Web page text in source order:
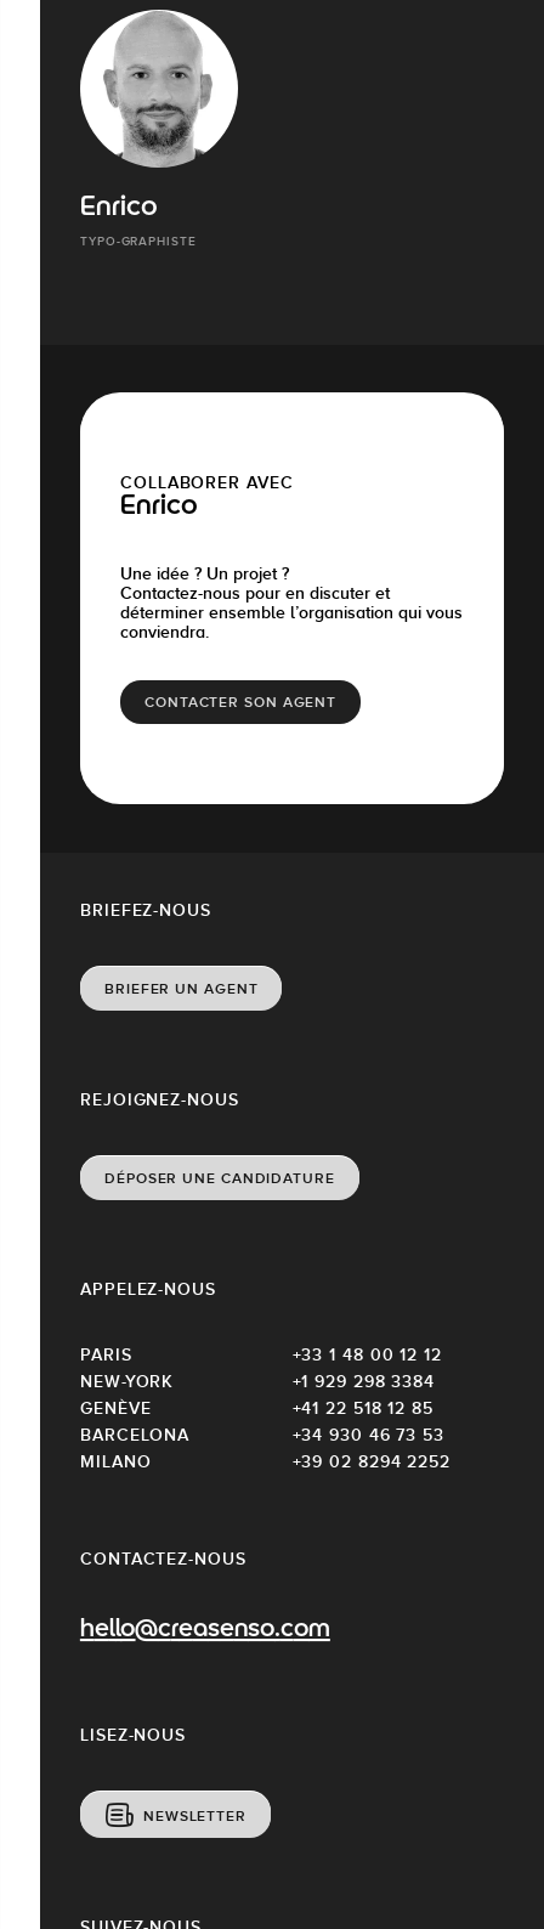
Enrico
TYPO-GRAPHISTE
COLLABORER AVEC
Enrico
Une idée ? Un projet ?
Contactez-nous pour en discuter et
déterminer ensemble l’organisation qui vous
conviendra.
CONTACTER SON AGENT
CONTACTEZ-NOUS
hello@creasenso.com
REJOIGNEZ-NOUS
DÉPOSER UNE CANDIDATURE
LISEZ-NOUS
NEWSLETTER
APPELEZ-NOUS
PARIS
+33 1 48 00 12 12
NEW-YORK
+1 929 298 3384
GENÈVE
+41 22 518 12 85
BARCELONA
+34 930 46 73 53
MILANO
+39 02 8294 2252
BRIEFEZ-NOUS
BRIEFER UN AGENT